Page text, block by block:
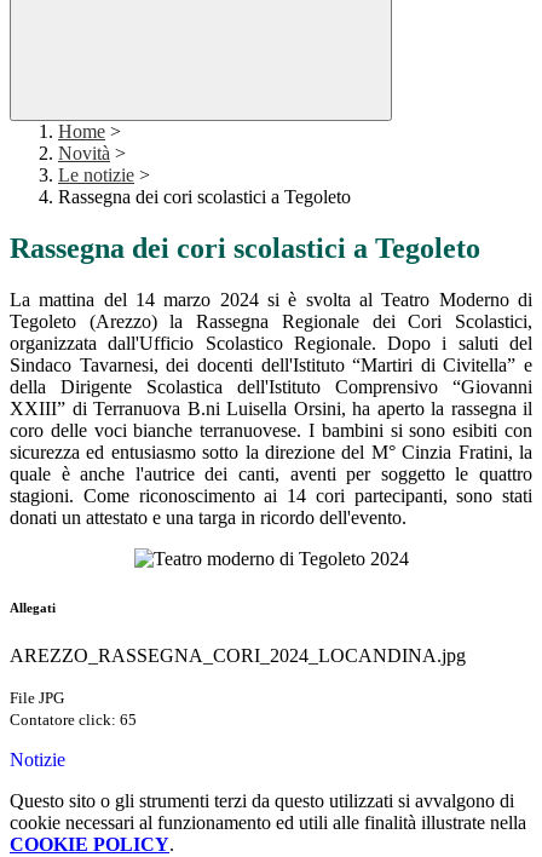
Home >
Novità >
Le notizie >
Rassegna dei cori scolastici a Tegoleto
Rassegna dei cori scolastici a Tegoleto
La mattina del 14 marzo 2024 si è svolta al Teatro Moderno di
Tegoleto (Arezzo) la Rassegna Regionale dei Cori Scolastici,
organizzata dall'Ufficio Scolastico Regionale. Dopo i saluti del
Sindaco Tavarnesi, dei docenti dell'Istituto “Martiri di Civitella” e
della Dirigente Scolastica dell'Istituto Comprensivo “Giovanni
XXIII” di Terranuova B.ni Luisella Orsini, ha aperto la rassegna il
coro delle voci bianche terranuovese. I bambini si sono esibiti con
sicurezza ed entusiasmo sotto la direzione del M° Cinzia Fratini, la
quale è anche l'autrice dei canti, aventi per soggetto le quattro
stagioni. Come riconoscimento ai 14 cori partecipanti, sono stati
donati un attestato e una targa in ricordo dell'evento.
Allegati
AREZZO_RASSEGNA_CORI_2024_LOCANDINA.jpg
File JPG
Contatore click: 65
Notizie
Questo sito o gli strumenti terzi da questo utilizzati si avvalgono di
cookie necessari al funzionamento ed utili alle finalità illustrate nella
COOKIE POLICY.